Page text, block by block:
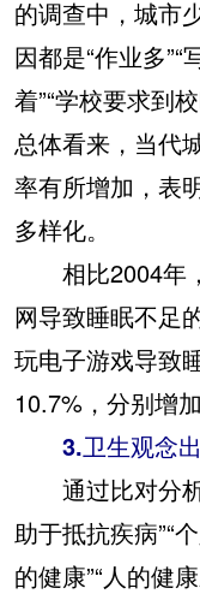
的调查中，城市
因都是“作业多”“
着”“学校要求到
总体看来，当代
率有所增加，表
多样化。
相比2004年
网导致睡眠不足
玩电子游戏导致
10.7%，分别增
3.卫生观念出
通过比对分析
助于抵抗疾病”“
的健康”“人的健